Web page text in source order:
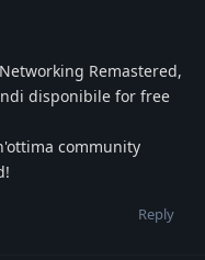
Remastered,
disponibile for free
community
Reply